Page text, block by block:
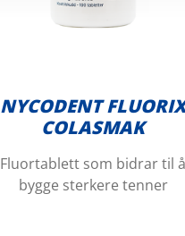
NYCODENT FLUORIX
COLASMAK
Fluortablett som bidrar til å
bygge sterkere tenner